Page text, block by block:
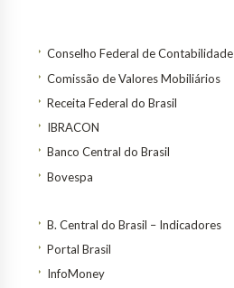
Conselho Federal de Contabilidade
Comissão de Valores Mobiliários
Receita Federal do Brasil
IBRACON
Banco Central do Brasil
Bovespa
B. Central do Brasil – Indicadores
Portal Brasil
InfoMoney